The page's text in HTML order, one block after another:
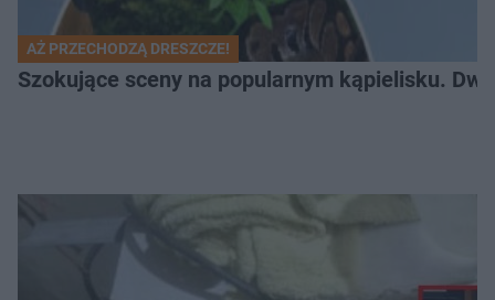
AŻ PRZECHODZĄ DRESZCZE!
Szokujące sceny na popularnym kąpielisku.